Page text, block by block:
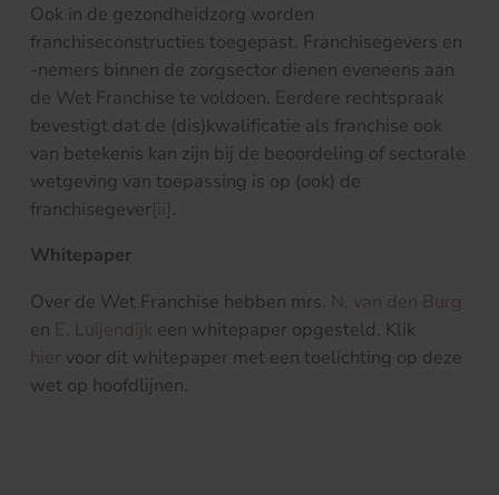
Ook in de gezondheidzorg worden
franchiseconstructies toegepast. Franchisegevers en
-nemers binnen de zorgsector dienen eveneens aan
de Wet Franchise te voldoen. Eerdere rechtspraak
bevestigt dat de (dis)kwalificatie als franchise ook
van betekenis kan zijn bij de beoordeling of sectorale
wetgeving van toepassing is op (ook) de
franchisegever[ii].
Whitepaper
Over de Wet Franchise hebben mrs. N. van den Burg
en E. Luijendijk een whitepaper opgesteld. Klik
hier voor dit whitepaper met een toelichting op deze
wet op hoofdlijnen.